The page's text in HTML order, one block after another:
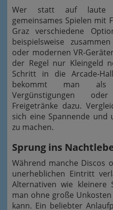
Wer statt auf laute
gemeinsames Spielen mit
Graz verschiedene
beispielsweise
oder modernen VR-
der Regel nur Kleingeld
Schritt in die Arcade-
bekommt man als
Vergünstigungen
Freigetränke dazu.
sich eine Spannende und
zu machen.
Sprung ins
Während manche Discos
unerheblichen Eintritt
Alternativen wie kleinere
man ohne große
kann. Ein beliebter